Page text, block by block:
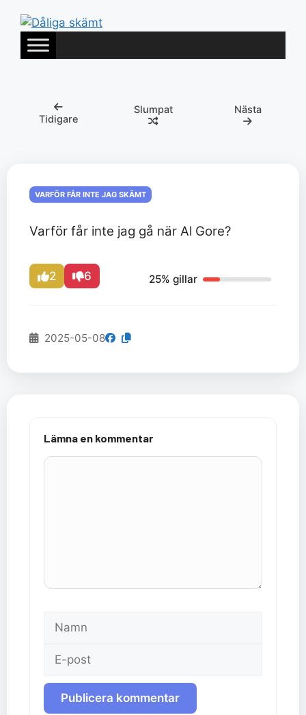
innehåll
Tidigare
Slumpat Nästa
VARFÖR FÅR INTE JAG SKÄMT
Varför får inte jag gå när Al Gore?
2 6 25% gillar
2025-05-08
Lämna en kommentar
Kommentar
post